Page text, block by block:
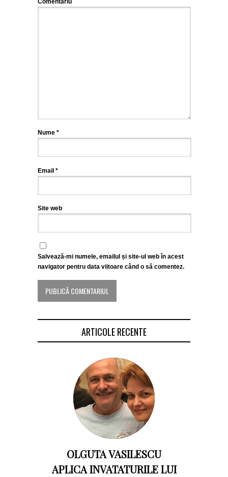
Comentariu
Nume *
Email *
Site web
Salvează-mi numele, emailul și site-ul web în acest
navigator pentru data viitoare când o să comentez.
ARTICOLE RECENTE
OLGUTA VASILESCU
APLICA INVATATURILE LUI